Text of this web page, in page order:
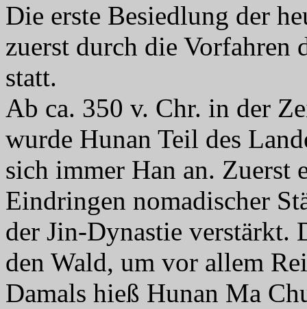
Die erste Besiedlung der
zuerst durch die
statt.
Ab ca. 350 v. Chr. in der
wurde Hunan Teil des
sich immer Han an. Zuerst
Eindringen nomadischer
der Jin-Dynastie verstärkt.
den Wald, um vor allem
Damals hieß Hunan Ma